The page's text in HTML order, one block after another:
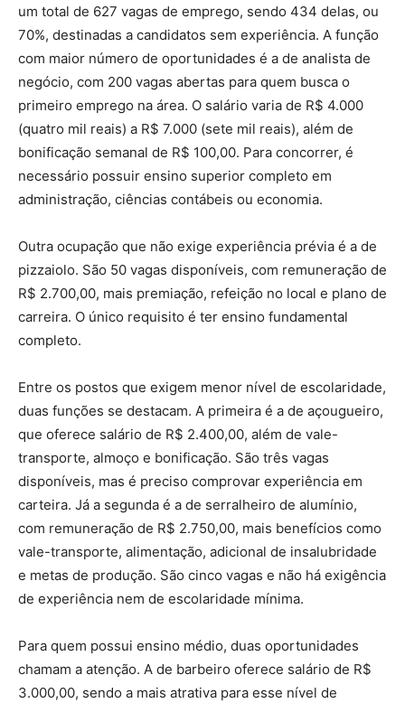
um total de 627 vagas de emprego, sendo 434 delas, ou
70%, destinadas a candidatos sem experiência. A função
com maior número de oportunidades é a de analista de
negócio, com 200 vagas abertas para quem busca o
primeiro emprego na área. O salário varia de R$ 4.000
(quatro mil reais) a R$ 7.000 (sete mil reais), além de
bonificação semanal de R$ 100,00. Para concorrer, é
necessário possuir ensino superior completo em
administração, ciências contábeis ou economia.
Outra ocupação que não exige experiência prévia é a de
pizzaiolo. São 50 vagas disponíveis, com remuneração de
R$ 2.700,00, mais premiação, refeição no local e plano de
carreira. O único requisito é ter ensino fundamental
completo.
Entre os postos que exigem menor nível de escolaridade,
duas funções se destacam. A primeira é a de açougueiro,
que oferece salário de R$ 2.400,00, além de vale-
transporte, almoço e bonificação. São três vagas
disponíveis, mas é preciso comprovar experiência em
carteira. Já a segunda é a de serralheiro de alumínio,
com remuneração de R$ 2.750,00, mais benefícios como
vale-transporte, alimentação, adicional de insalubridade
e metas de produção. São cinco vagas e não há exigência
de experiência nem de escolaridade mínima.
Para quem possui ensino médio, duas oportunidades
chamam a atenção. A de barbeiro oferece salário de R$
3.000,00, sendo a mais atrativa para esse nível de